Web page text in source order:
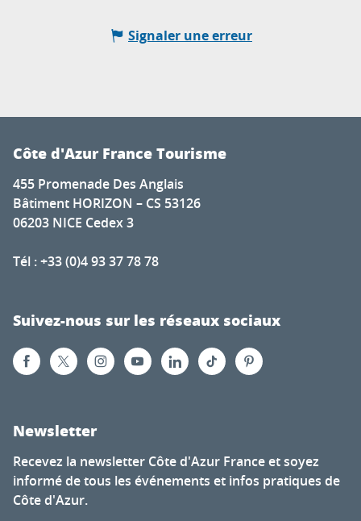
Signaler une erreur
Côte d'Azur France Tourisme
455 Promenade Des Anglais
Bâtiment HORIZON – CS 53126
06203 NICE Cedex 3
Tél : +33 (0)4 93 37 78 78
Suivez-nous sur les réseaux sociaux
Newsletter
Recevez la newsletter Côte d'Azur France et soyez
informé de tous les événements et infos pratiques de
Côte d'Azur.